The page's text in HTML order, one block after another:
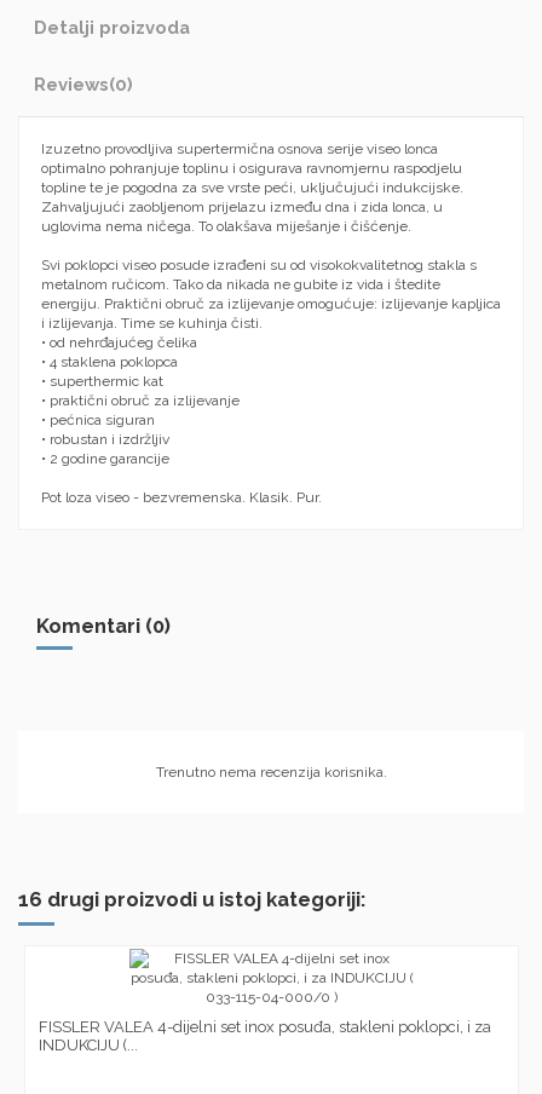
Detalji proizvoda
Reviews(0)
Izuzetno provodljiva supertermična osnova serije viseo lonca
optimalno pohranjuje toplinu i osigurava ravnomjernu raspodjelu
topline te je pogodna za sve vrste peći, uključujući indukcijske.
Zahvaljujući zaobljenom prijelazu između dna i zida lonca, u
uglovima nema ničega. To olakšava miješanje i čišćenje.
Svi poklopci viseo posude izrađeni su od visokokvalitetnog stakla s
metalnom ručicom. Tako da nikada ne gubite iz vida i štedite
energiju. Praktični obruč za izlijevanje omogućuje: izlijevanje kapljica
i izlijevanja. Time se kuhinja čisti.
• od nehrđajućeg čelika
• 4 staklena poklopca
• superthermic kat
• praktični obruč za izlijevanje
• pećnica siguran
• robustan i izdržljiv
• 2 godine garancije
Pot loza viseo - bezvremenska. Klasik. Pur.
Komentari (0)
Trenutno nema recenzija korisnika.
16 drugi proizvodi u istoj kategoriji:
FISSLER VALEA 4-dijelni set inox posuđa, stakleni poklopci, i za
INDUKCIJU (...